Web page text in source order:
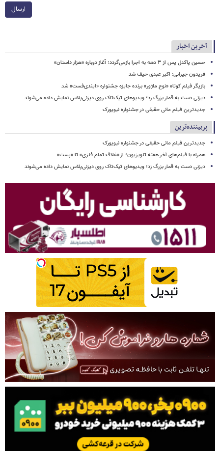
ارسال
آخرین اخبار
حسین پاکدل پس از ۳ دهه به اجرا بازمی‌گردد؛ آغاز دوباره «هزار داستان»
فریدون جیرانی: اکبر عبدی حیف شد
بازیگر فیلم کوتاه «نوع ماژور» برنده جایزه جشنواره «ایندی‌فست» شد
دیزنی دست به قمار بزرگ زد؛ ویدیوهای تیک‌تاک روی دیزنی‌پلاس نمایش داده می‌شوند
جدیدترین فیلم مانی حقیقی در جشنواره نیویورک
پربیننده‌ترین
جدیدترین فیلم مانی حقیقی در جشنواره نیویورک
همراه با فیلم‌های آخر هفته تلویزیون؛ از «غلاف تمام فلزی» تا «پست»
دیزنی دست به قمار بزرگ زد؛ ویدیوهای تیک‌تاک روی دیزنی‌پلاس نمایش داده می‌شوند